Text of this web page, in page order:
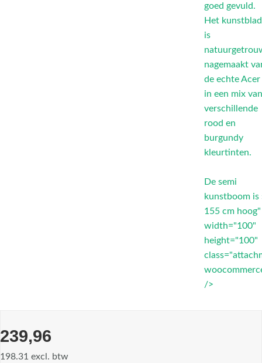
goed gevuld.
Het kunstblad
is
nagemaakt
de echte Acer
in een mix
verschillende
rood en
burgundy
kleurtinten.
De semi
kunstboom is
155 cm hoog"
width="100"
height="100"
/>
239,96
198.31 excl. btw